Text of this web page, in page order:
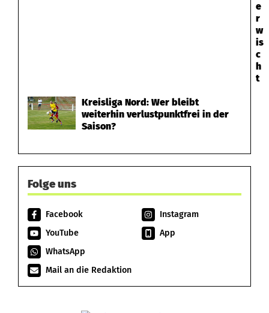
e
r
w
is
c
h
t
Kreisliga Nord: Wer bleibt
weiterhin verlustpunktfrei in der
Saison?
Folge uns
Facebook
Instagram
YouTube
App
WhatsApp
Mail an die Redaktion